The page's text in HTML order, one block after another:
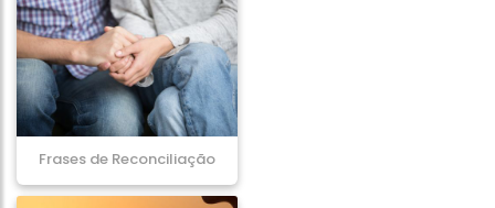
Frases de Reconciliação